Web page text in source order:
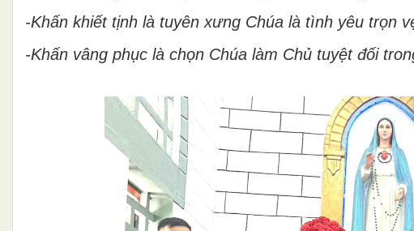
-Khấn khiết tịnh là tuyên xưng Chúa là tình yêu trọn
-Khấn vâng phục là chọn Chúa làm Chủ tuyệt đối